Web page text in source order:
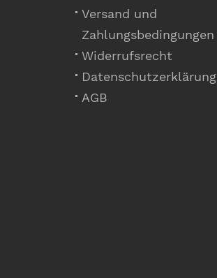
Versand und
Zahlungsbedingungen
Widerrufsrecht
Datenschutzerklärung
AGB